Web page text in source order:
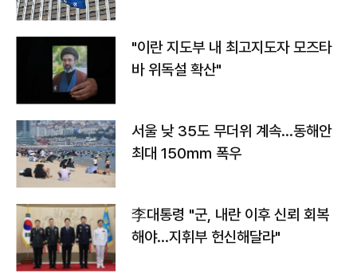
"이란 지도부 내 최고지도자 모즈타
바 위독설 확산"
서울 낮 35도 무더위 계속…동해안
최대 150㎜ 폭우
李대통령 "군, 내란 이후 신뢰 회복
해야…지휘부 헌신해달라"